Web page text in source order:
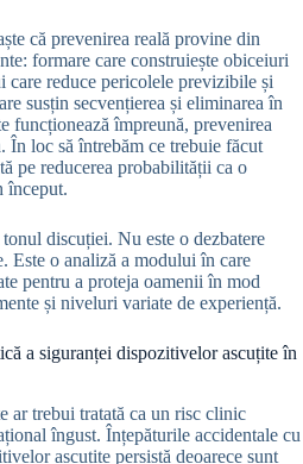
că prevenirea reală provine din
formare care construiește obiceiuri
reduce pericolele previzibile și
susțin secvențierea și eliminarea în
funcționează împreună, prevenirea
În loc să întrebăm ce trebuie făcut
pe reducerea probabilității ca o
început.
discuției. Nu este o dezbatere
Este o analiză a modului în care
pentru a proteja oamenii în mod
și niveluri variate de experiență.
a siguranței dispozitivelor ascuțite în
ar trebui tratată ca un risc clinic
îngust. Înțepăturile accidentale cu
ascuțite persistă deoarece sunt